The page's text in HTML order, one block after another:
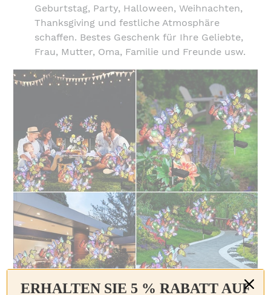
Geburtstag, Party, Halloween, Weihnachten,
Thanksgiving und festliche Atmosphäre
schaffen. Bestes Geschenk für Ihre Geliebte,
Frau, Mutter, Oma, Familie und Freunde usw.
ERHALTEN SIE 5 % RABATT AUF